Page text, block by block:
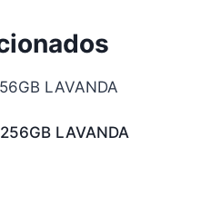
LAVANDA